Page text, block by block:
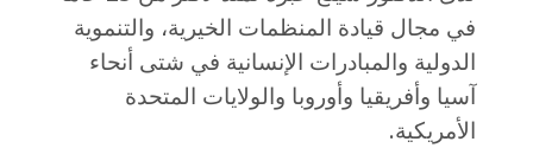
في مجال قيادة المنظمات الخيرية، والتنموية
الدولية والمبادرات الإنسانية في شتى أنحاء
آسيا وأفريقيا وأوروبا والولايات المتحدة
الأمريكية.